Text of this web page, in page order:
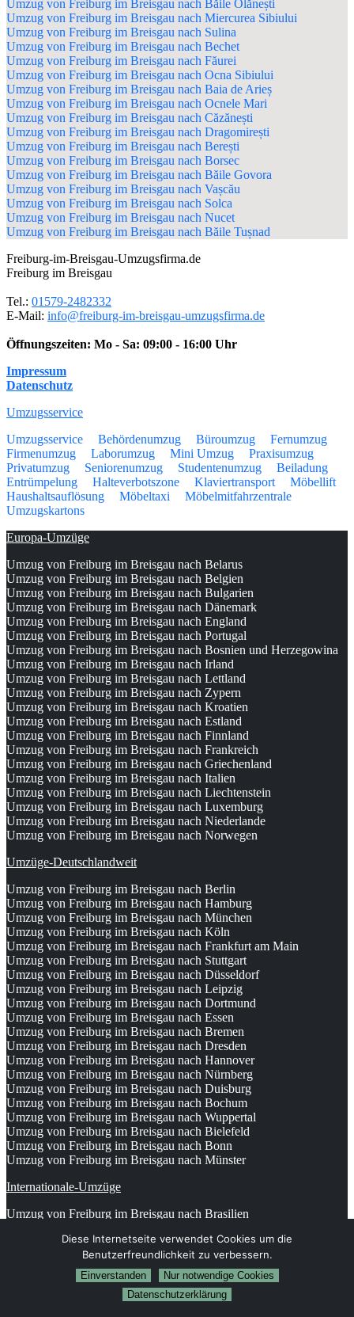
Umzug von Freiburg im Breisgau nach Băile Olănești
Umzug von Freiburg im Breisgau nach Miercurea Sibiului
Umzug von Freiburg im Breisgau nach Sulina
Umzug von Freiburg im Breisgau nach Bechet
Umzug von Freiburg im Breisgau nach Făurei
Umzug von Freiburg im Breisgau nach Ocna Sibiului
Umzug von Freiburg im Breisgau nach Baia de Arieș
Umzug von Freiburg im Breisgau nach Ocnele Mari
Umzug von Freiburg im Breisgau nach Căzănești
Umzug von Freiburg im Breisgau nach Dragomirești
Umzug von Freiburg im Breisgau nach Berești
Umzug von Freiburg im Breisgau nach Borsec
Umzug von Freiburg im Breisgau nach Băile Govora
Umzug von Freiburg im Breisgau nach Vașcău
Umzug von Freiburg im Breisgau nach Solca
Umzug von Freiburg im Breisgau nach Nucet
Umzug von Freiburg im Breisgau nach Băile Tușnad
Freiburg-im-Breisgau-Umzugsfirma.de
Freiburg im Breisgau
Tel.: 01579-2482332
E-Mail: info@freiburg-im-breisgau-umzugsfirma.de
Öffnungszeiten: Mo - Sa: 09:00 - 16:00 Uhr
Impressum
Datenschutz
Umzugsservice
Umzugsservice
Behördenumzug Büroumzug
Fernumzug
Firmenumzug
Laborumzug Mini Umzug
Praxisumzug
Privatumzug
Seniorenumzug Studentenumzug
Beiladung
Entrümpelung
Halteverbotszone Klaviertransport
Möbellift
Haushaltsauflösung
Möbeltaxi
Möbelmitfahrzentrale
Umzugskartons
Europa-Umzüge
Umzug von Freiburg im Breisgau nach Belarus
Umzug von Freiburg im Breisgau nach Belgien
Umzug von Freiburg im Breisgau nach Bulgarien
Umzug von Freiburg im Breisgau nach Dänemark
Umzug von Freiburg im Breisgau nach England
Umzug von Freiburg im Breisgau nach Portugal
Umzug von Freiburg im Breisgau nach Bosnien und Herzegowina
Umzug von Freiburg im Breisgau nach Irland
Umzug von Freiburg im Breisgau nach Lettland
Umzug von Freiburg im Breisgau nach Zypern
Umzug von Freiburg im Breisgau nach Kroatien
Umzug von Freiburg im Breisgau nach Estland
Umzug von Freiburg im Breisgau nach Finnland
Umzug von Freiburg im Breisgau nach Frankreich
Umzug von Freiburg im Breisgau nach Griechenland
Umzug von Freiburg im Breisgau nach Italien
Umzug von Freiburg im Breisgau nach Liechtenstein
Umzug von Freiburg im Breisgau nach Luxemburg
Umzug von Freiburg im Breisgau nach Niederlande
Umzug von Freiburg im Breisgau nach Norwegen
Umzüge-Deutschlandweit
Umzug von Freiburg im Breisgau nach Berlin
Umzug von Freiburg im Breisgau nach Hamburg
Umzug von Freiburg im Breisgau nach München
Umzug von Freiburg im Breisgau nach Köln
Umzug von Freiburg im Breisgau nach Frankfurt am Main
Umzug von Freiburg im Breisgau nach Stuttgart
Umzug von Freiburg im Breisgau nach Düsseldorf
Umzug von Freiburg im Breisgau nach Leipzig
Umzug von Freiburg im Breisgau nach Dortmund
Umzug von Freiburg im Breisgau nach Essen
Umzug von Freiburg im Breisgau nach Bremen
Umzug von Freiburg im Breisgau nach Dresden
Umzug von Freiburg im Breisgau nach Hannover
Umzug von Freiburg im Breisgau nach Nürnberg
Umzug von Freiburg im Breisgau nach Duisburg
Umzug von Freiburg im Breisgau nach Bochum
Umzug von Freiburg im Breisgau nach Wuppertal
Umzug von Freiburg im Breisgau nach Bielefeld
Umzug von Freiburg im Breisgau nach Bonn
Umzug von Freiburg im Breisgau nach Münster
Internationale-Umzüge
Umzug von Freiburg im Breisgau nach Brasilien
Umzug von Freiburg im Breisgau nach Burkina Faso
Umzug von Freiburg im Breisgau nach Burundi
Umzug von Freiburg im Breisgau nach Chile
Umzug von Freiburg im Breisgau nach China
Umzug von Freiburg im Breisgau nach Cookinseln
Diese Internetseite verwendet Cookies um die
Benutzerfreundlichkeit zu verbessern.
Einverstanden
Nur notwendige Cookies
Datenschutzerklärung